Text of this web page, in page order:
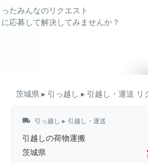
たみんなのリクエスト
応募して解決してみませんか？
茨城県 ▸ 引っ越し ▸ 引越し・運送 リ
local_shipping 引っ越し ▸ 引越し・運送
引越しの荷物運搬
茨城県